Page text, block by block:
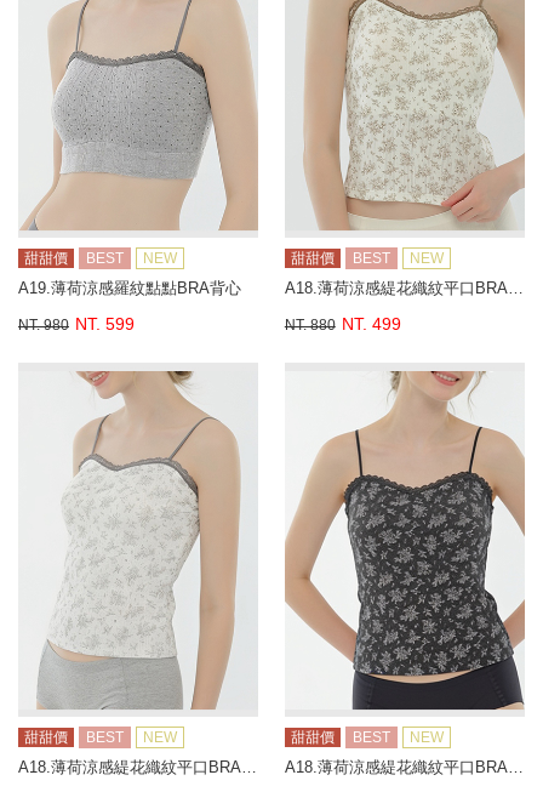
甜甜價 BEST NEW
A19.薄荷涼感羅紋點點BRA背心
NT. 980 NT. 599
甜甜價 BEST NEW
NT. 880 NT. 499
甜甜價 BEST NEW
A18.薄荷涼感緹花織紋平口BRA背心
甜甜價 BEST NEW
A18.薄荷涼感緹花織紋平口BRA背心